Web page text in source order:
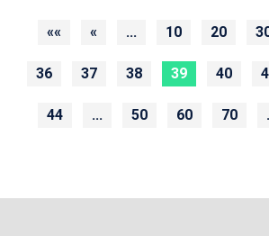
«« « ... 10 20
36 37 38 39 40
44 ... 50 60 70